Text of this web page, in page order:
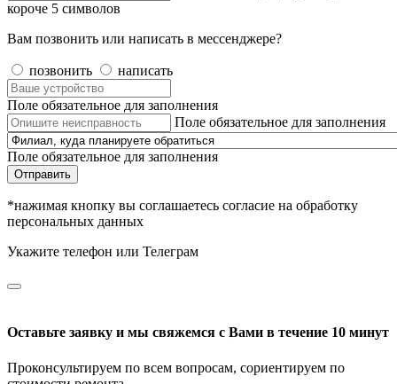
короче 5 символов
Вам позвонить или написать в мессенджере?
позвонить написать
Поле обязательное для заполнения
Поле обязательное для заполнения
Поле обязательное для заполнения
Отправить
*нажимая кнопку вы соглашаетесь согласие на обработку
персональных данных
Укажите телефон или Телеграм
Оставьте заявку и мы свяжемся с Вами в течение 10 минут
Проконсультируем по всем вопросам, сориентируем по